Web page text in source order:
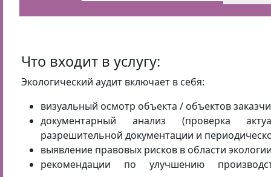
Что входит в услугу:
Экологический аудит включает в себя:
визуальный осмотр объекта / объектов
документарный анализ (проверка
разрешительной документации и
выявление правовых рисков в области
рекомендации по улучшению